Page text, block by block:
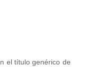
el título genérico de